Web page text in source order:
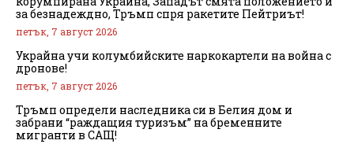
за безнадеждно, Тръмп спря ракетите Пейтриът!
петък, 7 август 2026
Украйна учи колумбийските наркокартели на война с
дронове!
петък, 7 август 2026
Тръмп определи наследника си в Белия дом и
забрани “раждащия туризъм” на бременните
мигранти в САЩ!